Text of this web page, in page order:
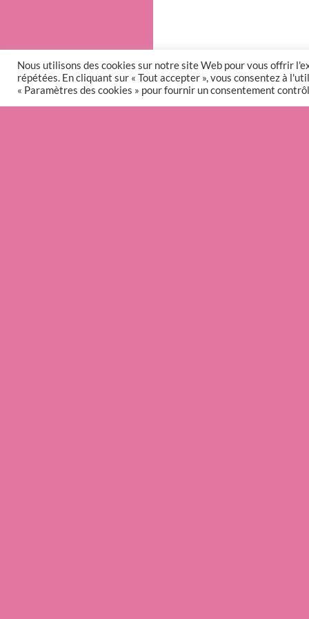
Nous utilisons des cookies sur notre site Web pour vous offrir
répétées. En cliquant sur « Tout accepter », vous consentez à
« Paramètres des cookies » pour fournir un consentement